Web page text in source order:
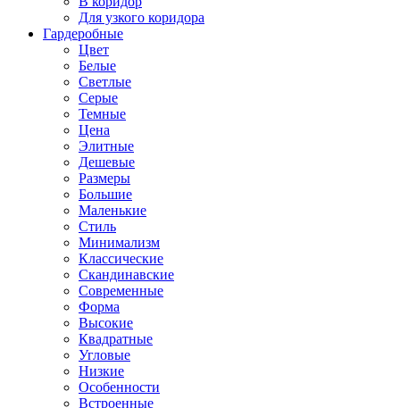
Для узкого коридора
Гардеробные
Цвет
Белые
Светлые
Серые
Темные
Цена
Элитные
Дешевые
Размеры
Большие
Маленькие
Стиль
Минимализм
Классические
Скандинавские
Современные
Форма
Высокие
Квадратные
Угловые
Низкие
Особенности
Встроенные